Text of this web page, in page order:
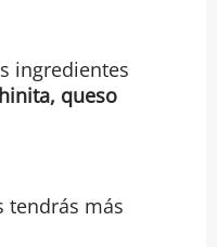
ingredientes
queso
tendrás más